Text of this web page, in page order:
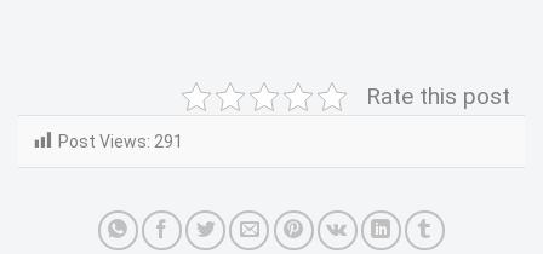
Rate this post
Post Views: 291